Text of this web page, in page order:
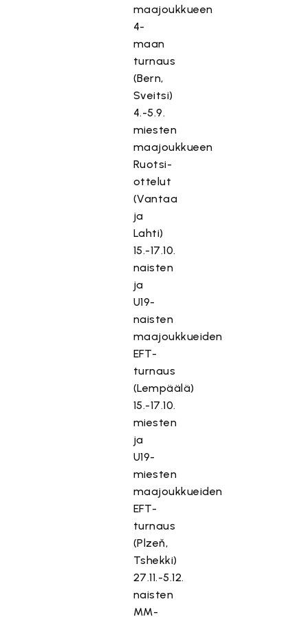
maajoukkueen
4-
maan
turnaus
(Bern,
Sveitsi)
4.-5.9.
miesten
maajoukkueen
Ruotsi-
ottelut
(Vantaa
ja
Lahti)
15.-17.10.
naisten
ja
U19-
naisten
maajoukkueiden
EFT-
turnaus
(Lempäälä)
15.-17.10.
miesten
ja
U19-
miesten
maajoukkueiden
EFT-
turnaus
(Plzeň,
Tshekki)
27.11.-5.12.
naisten
MM-